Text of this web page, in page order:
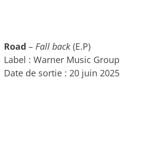
Road – Fall back (E.P)
Label : Warner Music Group
Date de sortie : 20 juin 2025